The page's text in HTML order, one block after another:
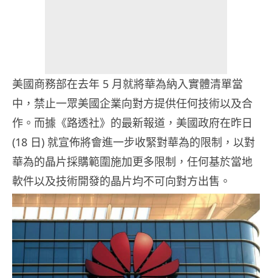
美國商務部在去年 5 月就將華為納入實體清單當
中，禁止一眾美國企業向對方提供任何技術以及合
作。而據《路透社》的最新報道，美國政府在昨日
(18 日) 就宣佈將會進一步收緊對華為的限制，以對
華為的晶片採購範圍施加更多限制，任何基於當地
軟件以及技術開發的晶片均不可向對方出售。